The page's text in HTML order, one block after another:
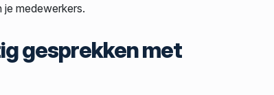
medewerkers.
gesprekken met